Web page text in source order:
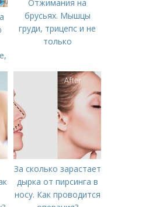
Отжимания на
брусьях. Мышцы
груди, трицепс и не
только
За сколько зарастает
дырка от пирсинга в
носу. Как проводится